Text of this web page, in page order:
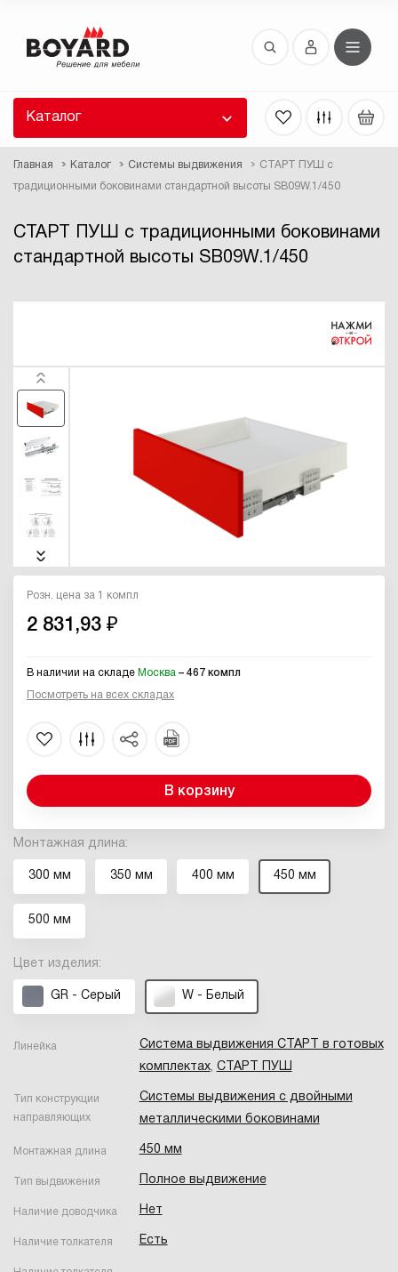
Каталог
Главная Каталог Системы выдвижения СТАРТ ПУШ с
традиционными боковинами стандартной высоты SB09W.1/450
СТАРТ ПУШ с традиционными боковинами
стандартной высоты SB09W.1/450
Монтажная длина:
300 мм 350 мм 400 мм 450 мм
500 мм
Цвет изделия:
GR - Серый W - Белый
Линейка
Система выдвижения СТАРТ в готовых
комплектах, СТАРТ ПУШ
Тип конструкции
направляющих
Системы выдвижения с двойными
металлическими боковинами
Монтажная длина 450 мм
Тип выдвижения Полное выдвижение
Наличие доводчика Нет
Наличие толкателя Есть
Розн. цена за 1 компл
2 831,93 ₽
В наличии на складе Москва – 467 компл
Посмотреть на всех складах
В корзину
Восстановление пароля
высланы вам по E-Mail.
ссылку для восстановления